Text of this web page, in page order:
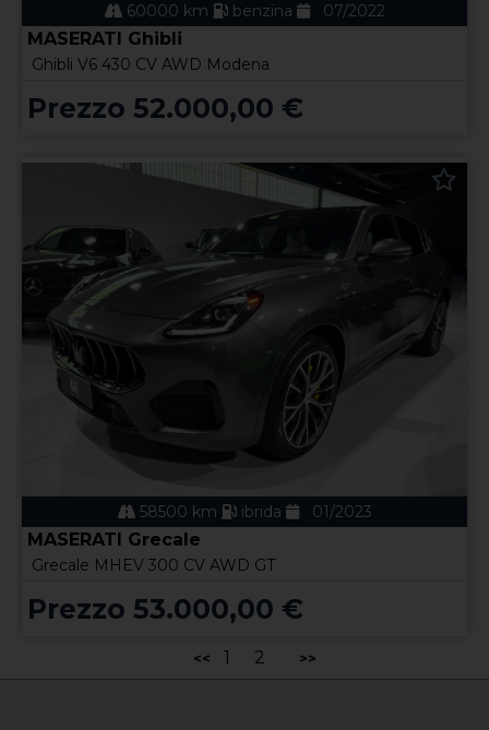
60000 km benzina 07/2022
MASERATI Ghibli
Ghibli V6 430 CV AWD Modena
Prezzo 52.000,00 €
58500 km ibrida 01/2023
MASERATI Grecale
Grecale MHEV 300 CV AWD GT
Prezzo 53.000,00 €
<< 1 2 >>